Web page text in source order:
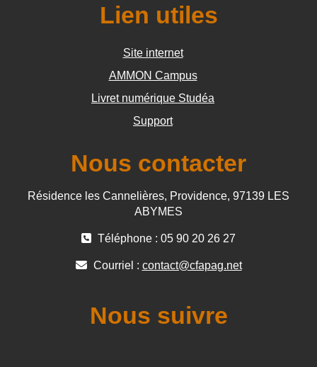
Lien utiles
Site internet
AMMON Campus
Livret numérique Studéa
Support
Nous contacter
Résidence les Cannelières, Providence, 97139 LES
ABYMES
Téléphone : 05 90 20 26 27
Courriel : contact@cfapag.net
Nous suivre